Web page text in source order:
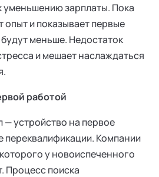
уменьшению зарплаты. Пока
опыт и показывает первые
меньше. Недостаток
и мешает наслаждаться
работой
устройство на первое
переквалификации. Компании
у новоиспеченного
Процесс поиска